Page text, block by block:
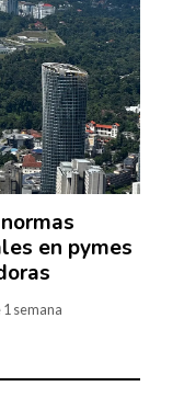
en pymes
1 semana